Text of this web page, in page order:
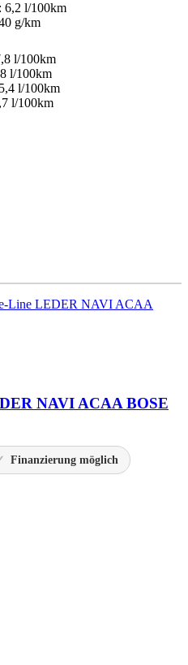
6,2 l/100km
g/km
l/100km
l/100km
5,4 l/100km
l/100km
NAVI ACAA BOSE
Finanzierung möglich